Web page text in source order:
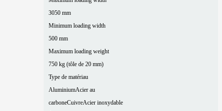
3050 mm
Minimum loading width
500 mm
Maximum loading weight
750 kg (tôle de 20 mm)
Type de matériau
AluminiumAcier au
carboneCuivreAcier inoxydable